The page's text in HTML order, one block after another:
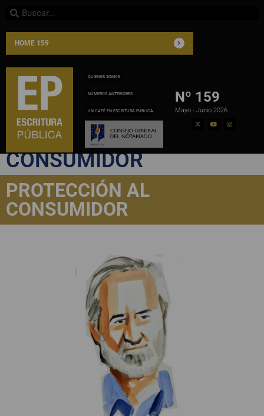
HOME 159
QUIENES SOMOS
NÚMEROS ANTERIORES
UN CAFÉ EN ESCRITURA PÚBLICA
Nº 159
Mayo - Junio 2026
PROTECCIÓN AL
CONSUMIDOR
PROTECCIÓN AL
CONSUMIDOR